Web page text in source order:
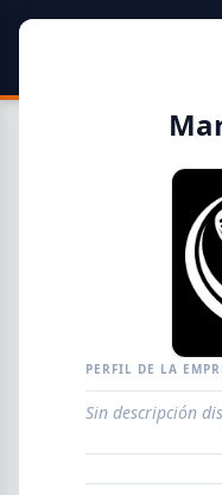
Guía de Empresas
EMPRESAS
PERFIL DE LA
Sin descripción